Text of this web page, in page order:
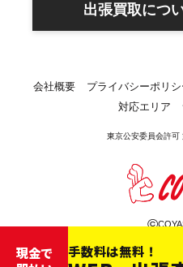
出張買取につ
会社概要 プライバシーポリシ
対応エリア
東京公安委員会許
©
現金で
手数料は無料！